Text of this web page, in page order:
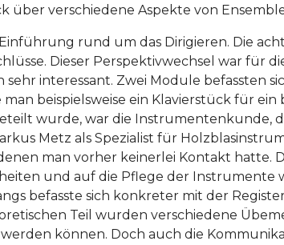
über verschiedene Aspekte von
Einführung rund um das Dirigieren. Die
Dieser Perspektivwechsel war
sehr interessant. Zwei Module befassten
beispielsweise ein Klavierstück für
wurde, war die Instrumentenkunde,
Metz als Spezialist für
man vorher keinerlei Kontakt hatte.
und auf die Pflege der Instrumente
befasste sich konkreter mit der
Teil wurden verschiedene
können. Doch auch die